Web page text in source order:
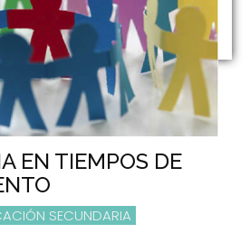
EN TIEMPOS DE
SECUNDARIA